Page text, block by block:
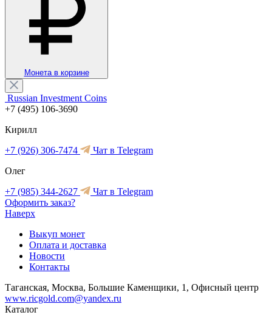
Монета в корзине
Russian Investment Coins
+7 (495) 106-3690
Кирилл
+7 (926) 306-7474
Чат в Telegram
Олег
+7 (985) 344-2627
Чат в Telegram
Оформить заказ?
Наверх
Выкуп монет
Оплата и доставка
Новости
Контакты
Таганская, Москва, Большие Каменщики, 1, Офисный центр
www.ricgold.com@yandex.ru
Каталог